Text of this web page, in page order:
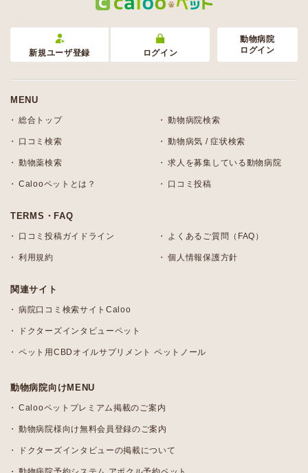
新規ユーザ登録 ログイン
動物病院
ログイン
MENU
総合トップ 動物病院検索
口コミ検索 動物病気 / 症状検索
動物薬検索 求人を募集している動物病院
Calooペットとは？ 口コミ投稿
TERMS・FAQ
口コミ投稿ガイドライン よくあるご質問（FAQ）
利用規約 個人情報保護方針
関連サイト
病院口コミ検索サイトCaloo
ドクターズインタビューペット
ペット用CBDオイルサプリメント ペットノール
動物病院向けMENU
Calooペットプレミアム掲載のご案内
動物病院様向け無料会員登録のご案内
ドクターズインタビューの掲載について